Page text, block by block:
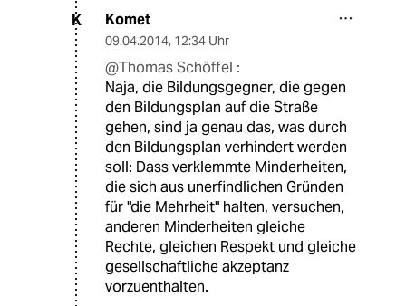
K Komet
09.04.2014, 12:34 Uhr
@Thomas Schöffel :
Naja, die Bildungsgegner, die gegen
den Bildungsplan auf die Straße
gehen, sind ja genau das, was durch
den Bildungsplan verhindert werden
soll: Dass verklemmte Minderheiten,
die sich aus unerfindlichen Gründen
für "die Mehrheit" halten, versuchen,
anderen Minderheiten gleiche
Rechte, gleichen Respekt und gleiche
gesellschaftliche akzeptanz
vorzuenthalten.